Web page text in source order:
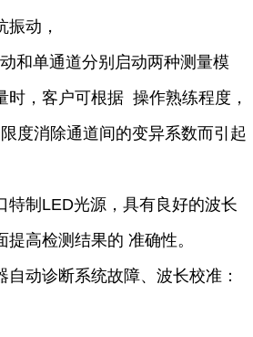
振动，
和单通道分别启动两种测量模
时，客户可根据 操作熟练程度，
度消除通道间的变异系数而引起
特制 LED光源，具有良好的波长
提高检测结果的 准确性。
动诊断系统故障、波长校准：